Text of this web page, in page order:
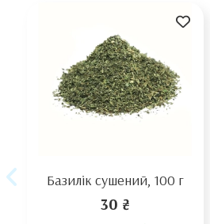
Базилік сушений, 100 г
30 ₴